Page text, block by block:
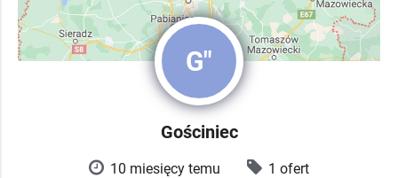
G"
Gościniec
10 miesięcy temu 1 ofert